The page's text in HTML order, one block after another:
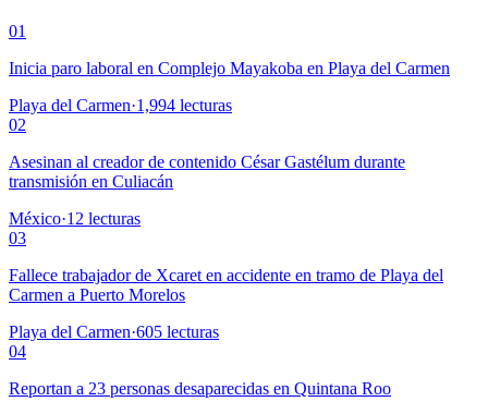
01
Inicia paro laboral en Complejo Mayakoba en Playa del Carmen
Playa del Carmen·1,994 lecturas
02
Asesinan al creador de contenido César Gastélum durante
transmisión en Culiacán
México·12 lecturas
03
Fallece trabajador de Xcaret en accidente en tramo de Playa del
Carmen a Puerto Morelos
Playa del Carmen·605 lecturas
04
Reportan a 23 personas desaparecidas en Quintana Roo